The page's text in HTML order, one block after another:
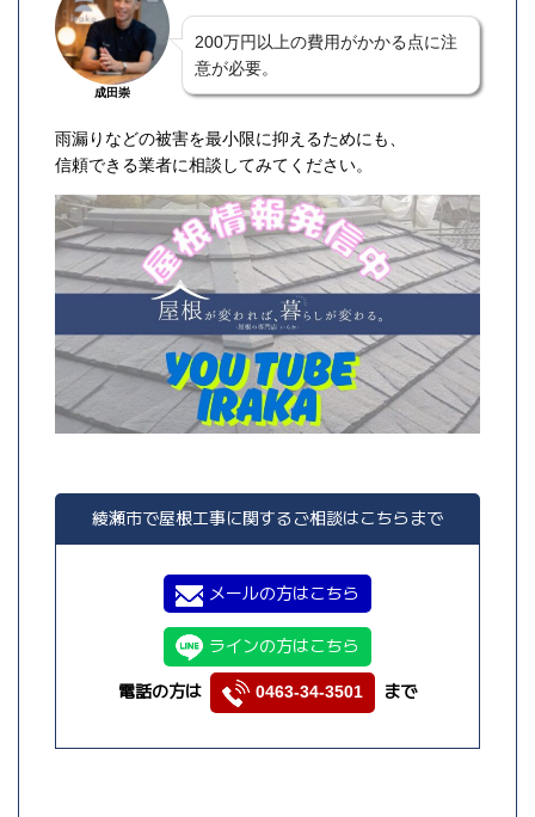
成田崇
200万円以上の費用がかかる点に注
意が必要。
雨漏りなどの被害を最小限に抑えるためにも、
信頼できる業者に相談してみてください。
綾瀬市で屋根工事に関するご相談はこちらまで
メールの方はこちら
ラインの方はこちら
電話の方は 0463-34-3501 まで